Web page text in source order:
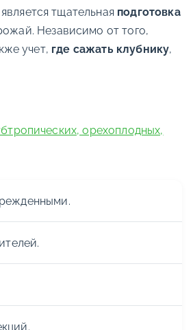
тщательная подготовка
Независимо от того,
учет, где сажать клубнику,
орехоплодных,